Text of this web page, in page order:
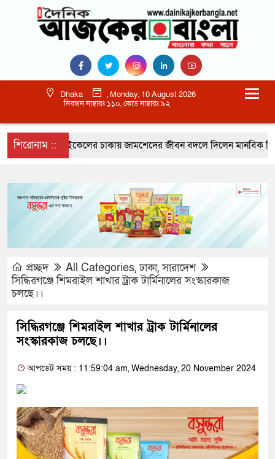
Dhaka
, Monday, 10 August 2026
নিবন্ধন নাম্বারঃ ১১০, কোড নাম্বারঃ ৯২
শিরোনাম ::সাইকেলের চাকায় জামশেদের জীবন বদলে দিলেন মানবিক ডিসি
প্রচ্ছদ All Categories,ঢাকা,সারাদেশ
সিদ্ধিরগঞ্জে শিমরাইল শাখার ট্রাক টার্মিনালের সংস্কারকাজ
চলছে।।
সিদ্ধিরগঞ্জে শিমরাইল শাখার ট্রাক টার্মিনালের
সংস্কারকাজ চলছে।।
আপডেট সময় : 11:59:04 am, Wednesday, 20 November 2024